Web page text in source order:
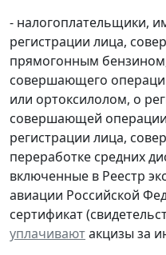
- налогоплательщики,
регистрации лица,
прямогонным
совершающего
или ортоксилолом, о
совершающей
регистрации лица,
переработке средних
включенные в Реестр
авиации Российской
сертификат
уплачиваютакцизы за